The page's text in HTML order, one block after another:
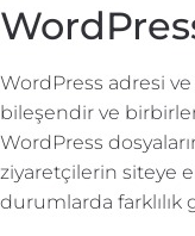
WordPress adresi
bileşendir ve
WordPress
ziyaretçilerin siteye
durumlarda